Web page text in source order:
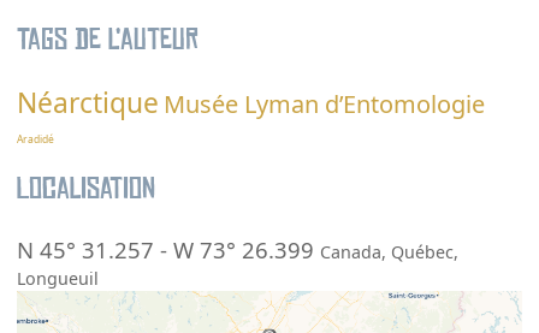
Tags de l’auteur
Néarctique Musée Lyman d’Entomologie
Aradidé
Localisation
N 45° 31.257 -W 73° 26.399 Canada, Québec,
Longueuil